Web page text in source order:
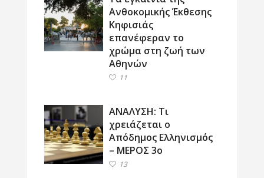
Ανθοκομικής Έκθεσης
Κηφισιάς
επανέφεραν το
χρώμα στη ζωή των
Αθηνών
11
ΑΝΑΛΥΣΗ: Τι
χρειάζεται ο
Απόδημος Ελληνισμός
– ΜΕΡΟΣ 3ο
13